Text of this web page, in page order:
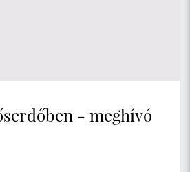
- meghívó